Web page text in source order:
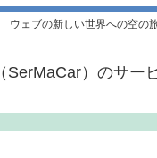
ウェブの新しい世界への空の
SerMaCar）のサー